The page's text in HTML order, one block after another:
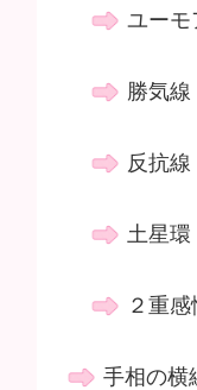
ユーモ
勝気線
反抗線
土星環
２重感
手相の横